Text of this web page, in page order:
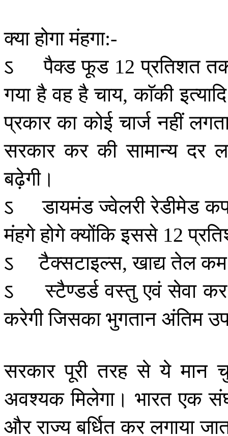
क्याहोगामंहगा:-
ऽ पैक्ड फूड12प्रतिशत
गया है वह है चाय,काॅकी इत्यादि
प्रकार का कोई चार्ज नहीं
सरकार कर की सामान्य दर
बढ़ेगी।
ऽ
डायमंड ज्वेलरी रेडीमेड
मंहगेहोगेक्योंकिइससे 12
ऽ
टैक्सटाइल्स,खाद्यतेलकम
ऽ
स्टैण्डर्ड वस्तु एवं सेवा कर
करेगीजिसकाभुगतान अंतिम
सरकार पूरी तरह से ये मान
अवश्यक मिलेगा। भारत एक
औरराज्यबर्धितकरलगाया